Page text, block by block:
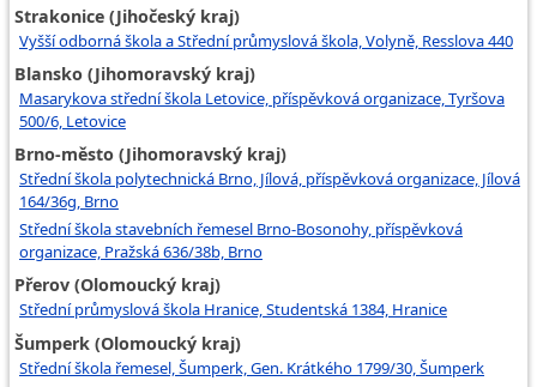
Strakonice (Jihočeský kraj)
Vyšší odborná škola a Střední průmyslová škola, Volyně, Resslova 440
Blansko (Jihomoravský kraj)
Masarykova střední škola Letovice, příspěvková organizace, Tyršova
500/6, Letovice
Brno-město (Jihomoravský kraj)
Střední škola polytechnická Brno, Jílová, příspěvková organizace, Jílová
164/36g, Brno
Střední škola stavebních řemesel Brno-Bosonohy, příspěvková
organizace, Pražská 636/38b, Brno
Přerov (Olomoucký kraj)
Střední průmyslová škola Hranice, Studentská 1384, Hranice
Šumperk (Olomoucký kraj)
Střední škola řemesel, Šumperk, Gen. Krátkého 1799/30, Šumperk